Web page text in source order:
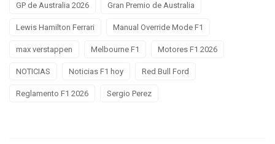
GP de Australia 2026 Gran Premio de Australia
Lewis Hamilton Ferrari Manual Override Mode F1
max verstappen Melbourne F1 Motores F1 2026
NOTICIAS Noticias F1 hoy Red Bull Ford
Reglamento F1 2026 Sergio Perez